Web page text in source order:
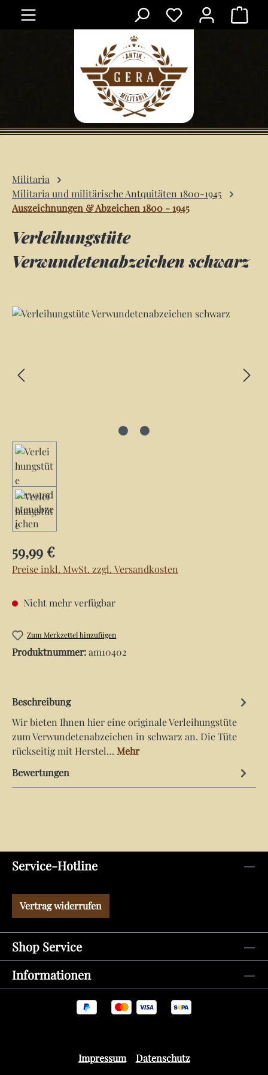
Zum Hauptinhalt springen
Militaria
Militaria und militärische Antquitäten 1800-1945
Auszeichnungen & Abzeichen 1800 - 1945
Verleihungstüte
Verwundetenabzeichen schwarz
Bildergalerie überspringen
Regulärer Preis:
59,99 €
Preise inkl. MwSt. zzgl. Versandkosten
Nicht mehr verfügbar
Zum Merkzettel hinzufügen
Produktnummer:am10402
Beschreibung
Wir bieten Ihnen hier eine originale Verleihungstüte
zum Verwundetenabzeichen in schwarz an. Die Tüte
rückseitig mit Herstel… Mehr
Bewertungen
Service-Hotline
Vertrag widerrufen
Shop Service
Informationen
Impressum Datenschutz